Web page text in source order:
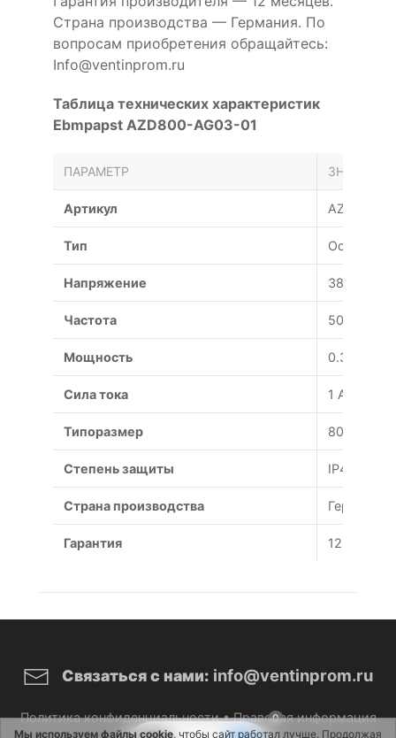
0
Страна производства — Германия. По
вопросам приобретения обращайтесь:
Info@ventinprom.ru
Таблица технических характеристик
Ebmpapst AZD800-AG03-01
ПАРАМЕТР ЗНАЧЕНИЕ
Артикул AZD800-
Тип Осевой
Напряжение 380 В
Частота 50 Гц
Мощность 0.36 Вт
Сила тока 1 А
Типоразмер 800 мм
Степень защиты IP44
Страна производства Германия
Гарантия 12
Связаться с нами: info@ventinprom.ru
Политика конфиденциальности•Правовая информация
Мы используем файлы cookie, чтобы сайт работал лучше. Продолжая